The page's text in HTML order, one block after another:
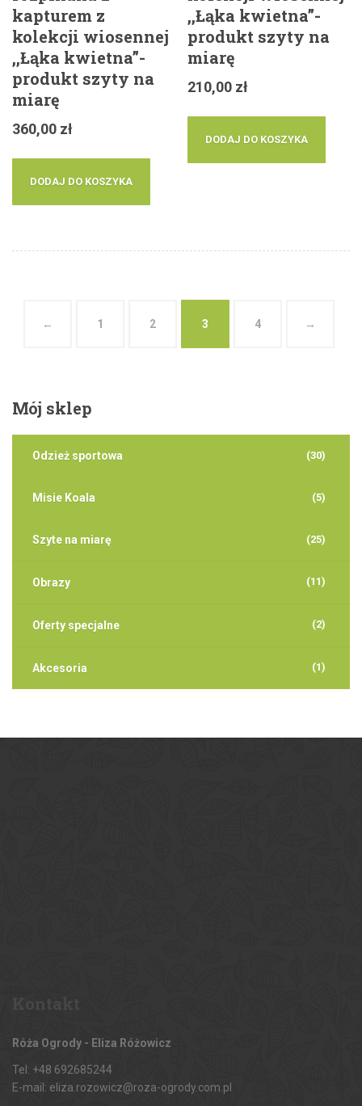
kapturem z
kolekcji wiosennej
,,Łąka kwietna”-
produkt szyty na
miarę
360,00 zł
DODAJ DO KOSZYKA
,,Łąka kwietna”-
produkt szyty na
miarę
210,00 zł
DODAJ DO KOSZYKA
← 1 2 3 4 →
Mój sklep
Odzież sportowa (30)
Misie Koala (5)
Szyte na miarę (25)
Obrazy (11)
Oferty specjalne (2)
Akcesoria (1)
Róża Ogrody - Eliza Różowicz
Tel: +48 692685244
E-mail: eliza.rozowicz@roza-ogrody.com.pl